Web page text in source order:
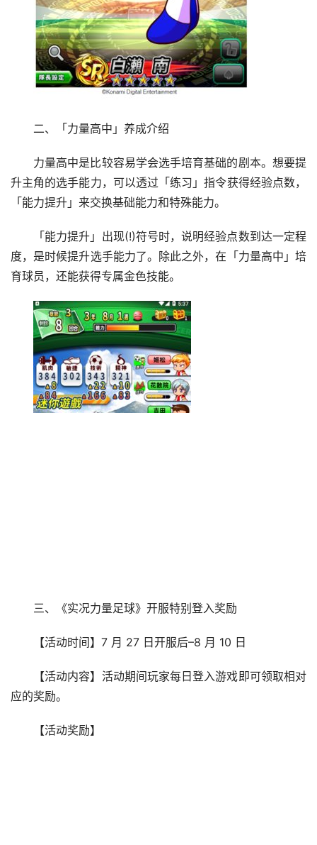
二、「力量高中」养成介绍
力量高中是比较容易学会选手培育基础的剧本。想要提
升主角的选手能力，可以透过「练习」指令获得经验点数，
「能力提升」来交换基础能力和特殊能力。
「能力提升」出现(!)符号时，说明经验点数到达一定程
度，是时候提升选手能力了。除此之外，在「力量高中」培
育球员，还能获得专属金色技能。
三、《实况力量足球》开服特别登入奖励
【活动时间】7 月 27 日开服后–8 月 10 日
【活动内容】活动期间玩家每日登入游戏即可领取相对
应的奖励。
【活动奖励】